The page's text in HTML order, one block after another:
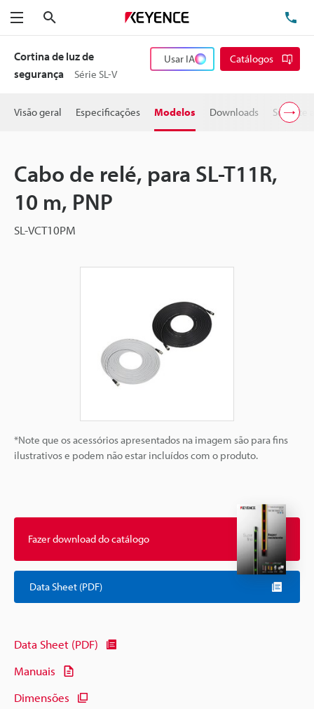
Menu
Cortina de luz de
segurança
Série SL-V
Usar IA Catálogos
Visão geral Especificações Modelos Downloads Suporte
Cabo de relé, para SL-T11R,
10 m, PNP
SL-VCT10PM
*Note que os acessórios apresentados na imagem são para fins
ilustrativos e podem não estar incluídos com o produto.
Fazer download do catálogo
Data Sheet (PDF)
Data Sheet (PDF)
Manuais
Dimensões